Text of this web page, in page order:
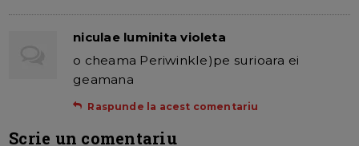
niculae luminita violeta
o cheama Periwinkle)pe surioara ei
geamana
Raspunde la acest comentariu
Scrie un comentariu